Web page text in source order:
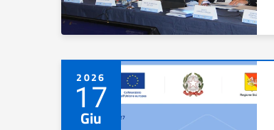
2026
17
Giu